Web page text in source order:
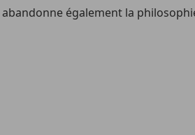
également la